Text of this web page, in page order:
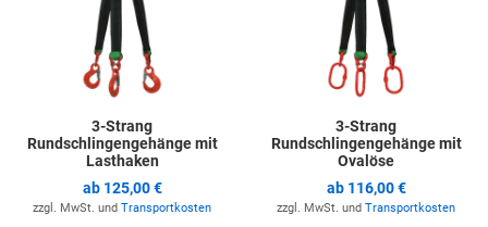
3-Strang
Rundschlingengehänge mit
Lasthaken
ab 125,00 €
zzgl. MwSt. und Transportkosten
3-Strang
Rundschlingengehänge mit
Ovalöse
ab 116,00 €
zzgl. MwSt. und Transportkosten